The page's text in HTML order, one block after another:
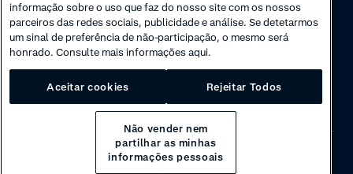
Autenticação
Cookies · Disclaimer ·© 2026 Adyen
informação sobre o uso que faz do nosso site com os nossos
parceiros das redes sociais, publicidade e análise. Se detetarmos
um sinal de preferência de não-participação, o mesmo será
honrado. Consulte mais informações aqui.
Aceitar cookies Rejeitar Todos
Não vender nem
partilhar as minhas
informações pessoais